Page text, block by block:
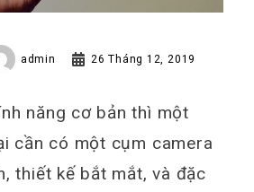
admin 26 Tháng 12, 2019
năng cơ bản thì một
cần có một cụm camera
thiết kế bắt mắt, và đặc